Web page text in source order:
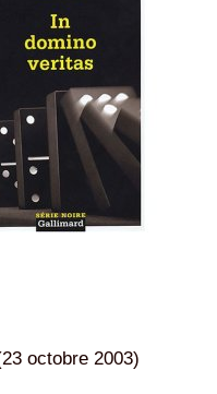
octobre 2003)